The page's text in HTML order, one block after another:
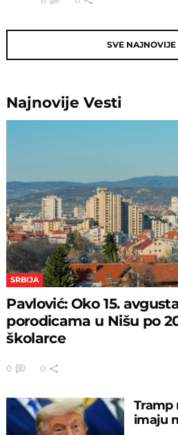
SVE NAJNOVIJE
NajnovijeVesti
SRBIJA
Pavlović: Oko 15.
porodicama u Nišu po
školarce
0 0
Tramp
imaju